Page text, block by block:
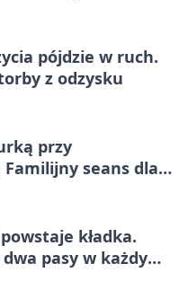
pójdzie w ruch.
z odzysku
przy
seans dla
kładka.
pasy w każdym